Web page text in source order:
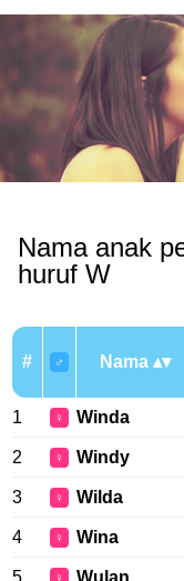
Nama anak
huruf W
# ♂ Nama
1 ♀ Winda
2 ♀ Windy
3 ♀ Wilda
4 ♀ Wina
5 ♀ Wulan